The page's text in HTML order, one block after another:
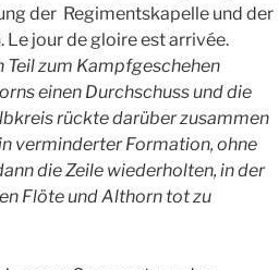
der Regimentskapelle und der
jour de gloire est arrivée.
Teil zum Kampfgeschehen
einen Durchschuss und die
rückte darüber zusammen
verminderter Formation, ohne
die Zeile wiederholten, in der
Flöte und Althorn tot zu